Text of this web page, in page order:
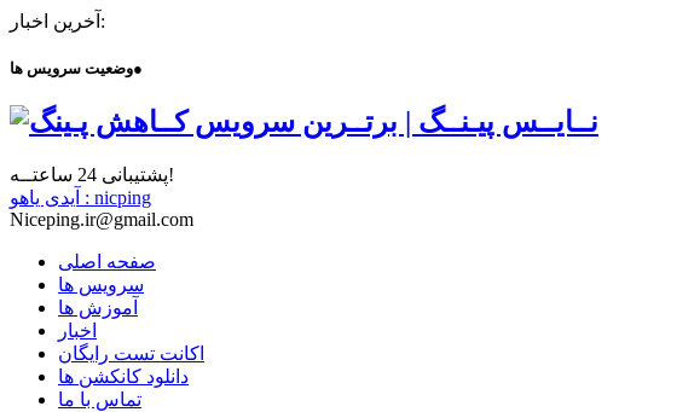
آخرین اخبار:
وضعیت سرویس ها●
پشتیبانی 24 ساعتــه!
آیدی یاهو : nicping
Niceping.ir@gmail.com
صفحه اصلی
سرویس ها
آموزش ها
اخبار
اکانت تست رایگان
دانلود کانکشن ها
تماس با ما